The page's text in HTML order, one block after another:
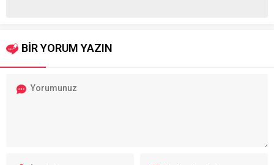
BİR YORUM YAZIN